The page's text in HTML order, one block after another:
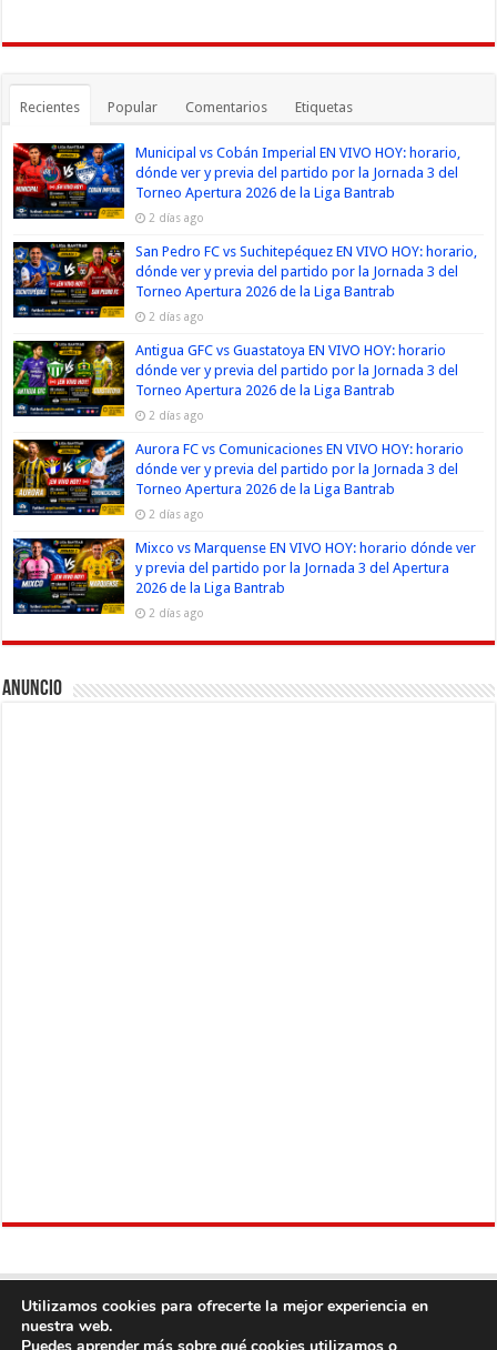
Recientes Popular Comentarios Etiquetas
Municipal vs Cobán Imperial EN VIVO HOY: horario,
dónde ver y previa del partido por la Jornada 3 del
Torneo Apertura 2026 de la Liga Bantrab
2 días ago
San Pedro FC vs Suchitepéquez EN VIVO HOY: horario,
dónde ver y previa del partido por la Jornada 3 del
Torneo Apertura 2026 de la Liga Bantrab
2 días ago
Antigua GFC vs Guastatoya EN VIVO HOY: horario
dónde ver y previa del partido por la Jornada 3 del
Torneo Apertura 2026 de la Liga Bantrab
2 días ago
Aurora FC vs Comunicaciones EN VIVO HOY: horario
dónde ver y previa del partido por la Jornada 3 del
Torneo Apertura 2026 de la Liga Bantrab
2 días ago
Mixco vs Marquense EN VIVO HOY: horario dónde ver
y previa del partido por la Jornada 3 del Apertura
2026 de la Liga Bantrab
2 días ago
Anuncio
Utilizamos cookies para ofrecerte la mejor experiencia en
nuestra web.